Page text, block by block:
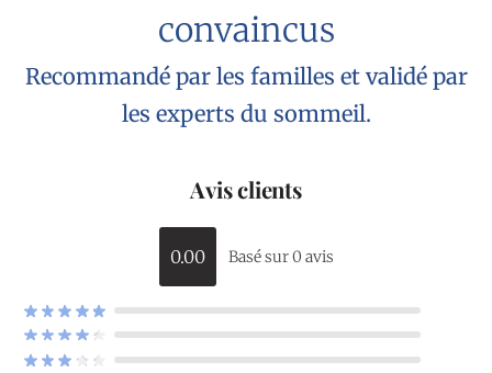
convaincus
Recommandé par les familles et validé par
les experts du sommeil.
Avis clients
0.00 Basé sur 0 avis